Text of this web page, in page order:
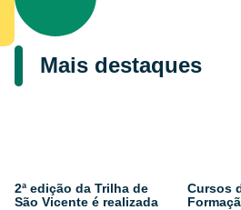
Mais destaques
2ª edição da Trilha de
São Vicente é realizada
Cursos